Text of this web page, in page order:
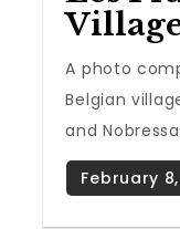
A photo
Belgian
and